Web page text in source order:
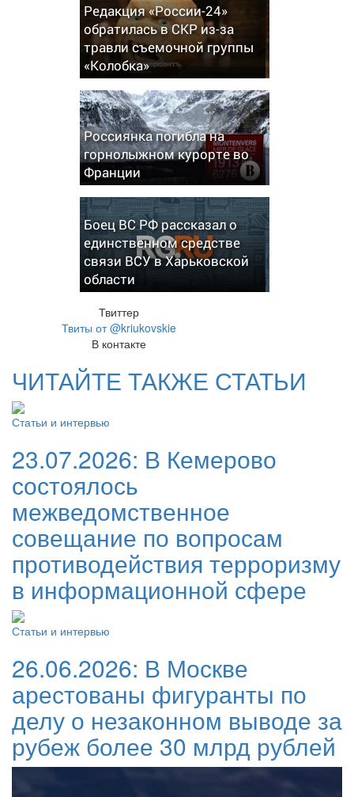
Редакция «России-24»
обратилась в СКР из-за
травли съемочной группы
«Колобка»
Россиянка погибла на
горнолыжном курорте во
Франции
Боец ВС РФ рассказал о
единственном средстве
связи ВСУ в Харьковской
области
Твиттер
Твиты от @kriukovskie
В контакте
ЧИТАЙТЕ ТАКЖЕ СТАТЬИ
Статьи и интервью
23.07.2026: В Кемерово
состоялось
межведомственное
совещание по вопросам
противодействия терроризму
в информационной сфере
Статьи и интервью
26.06.2026: В Москве
арестованы фигуранты по
делу о незаконном выводе за
рубеж более 30 млрд рублей